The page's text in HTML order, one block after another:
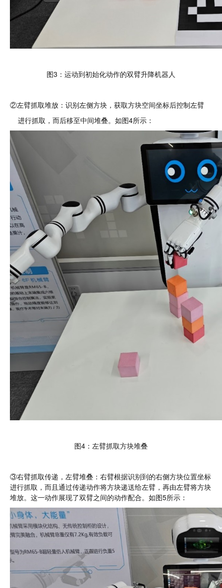
图3：运动到初始化动作的双臂升降机器人
②左臂抓取堆放：识别左侧方块，获取方块空间坐标后控制左臂
进行抓取，而后移至中间堆叠。如图4所示：
图4：左臂抓取方块堆叠
③右臂抓取传递，左臂堆叠：右臂根据识别到的右侧方块位置坐标
进行抓取，而且通过传递动作将方块递送给左臂，再由左臂将方块
堆放。这一动作展现了双臂之间的动作配合。如图5所示：